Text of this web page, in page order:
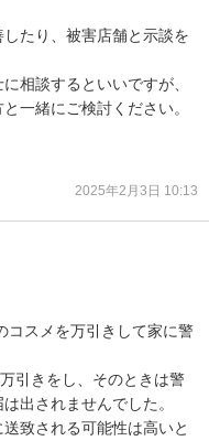
たり、被害店舗と示談を
相談するといいですが、
一緒にご検討ください。
2025年2月3日 10:13
コスメを万引きして家に警
引きをし、そのときは警
出されませんでした。
致される可能性は高いと